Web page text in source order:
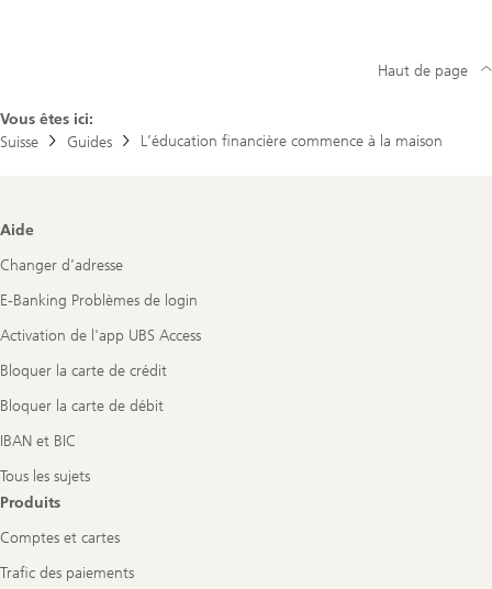
Vous êtes ici:
Suisse
Guides L’éducation financière commence à la maison
Haut de page
Footer
Aide
Changer d’adresse
E-Banking Problèmes de login
Activation de l'app UBS Access
Bloquer la carte de crédit
Bloquer la carte de débit
IBAN et BIC
Tous les sujets
Produits
Comptes et cartes
Trafic des paiements